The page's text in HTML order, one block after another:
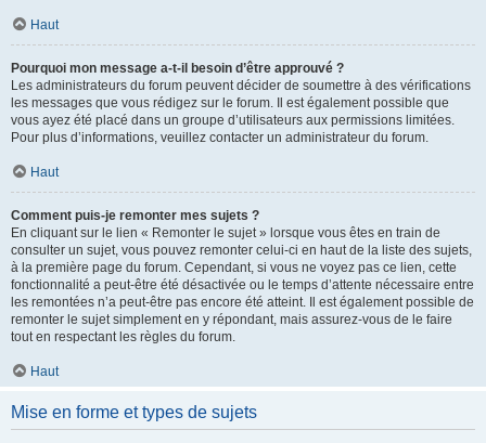
Haut
Pourquoi mon message a-t-il besoin d’être approuvé ?
Les administrateurs du forum peuvent décider de soumettre à des vérifications
les messages que vous rédigez sur le forum. Il est également possible que
vous ayez été placé dans un groupe d’utilisateurs aux permissions limitées.
Pour plus d’informations, veuillez contacter un administrateur du forum.
Haut
Comment puis-je remonter mes sujets ?
En cliquant sur le lien « Remonter le sujet » lorsque vous êtes en train de
consulter un sujet, vous pouvez remonter celui-ci en haut de la liste des sujets,
à la première page du forum. Cependant, si vous ne voyez pas ce lien, cette
fonctionnalité a peut-être été désactivée ou le temps d’attente nécessaire entre
les remontées n’a peut-être pas encore été atteint. Il est également possible de
remonter le sujet simplement en y répondant, mais assurez-vous de le faire
tout en respectant les règles du forum.
Haut
Mise en forme et types de sujets